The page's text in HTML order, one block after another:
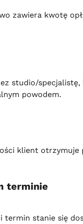
zawiera kwotę
studio/
powodem.
klient otrzymuje
terminie
stanie się